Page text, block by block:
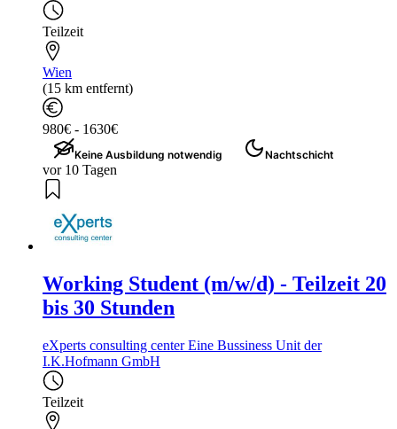
Teilzeit
Wien
(15 km entfernt)
980€ - 1630€
Keine Ausbildung notwendig Nachtschicht
vor 10 Tagen
Working Student (m/w/d) - Teilzeit 20
bis 30 Stunden
eXperts consulting center Eine Bussiness Unit der
I.K.Hofmann GmbH
Teilzeit